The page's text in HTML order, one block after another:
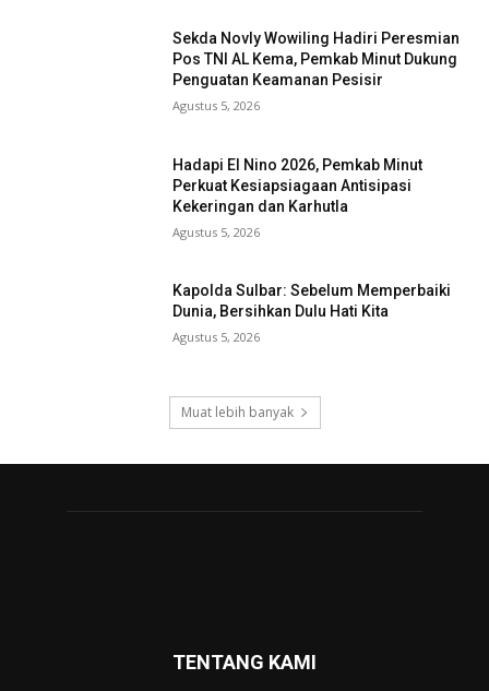
Sekda Novly Wowiling Hadiri Peresmian
Pos TNI AL Kema, Pemkab Minut Dukung
Penguatan Keamanan Pesisir
Agustus 5, 2026
Hadapi El Nino 2026, Pemkab Minut
Perkuat Kesiapsiagaan Antisipasi
Kekeringan dan Karhutla
Agustus 5, 2026
Kapolda Sulbar: Sebelum Memperbaiki
Dunia, Bersihkan Dulu Hati Kita
Agustus 5, 2026
Muat lebih banyak
TENTANG KAMI